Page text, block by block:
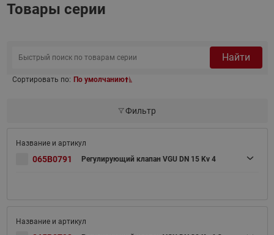
Товары серии
Найти
Сортировать по: По умолчанию
Фильтр
065B0791 Регулирующий клапан VGU DN 15 Kv 4